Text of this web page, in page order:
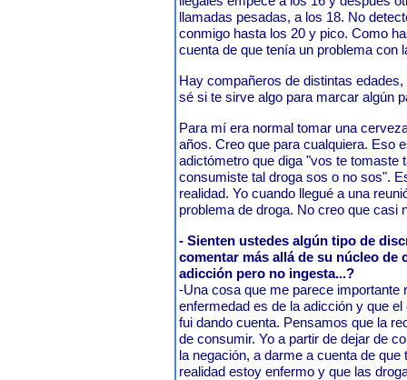
llamadas pesadas, a los 18. No
conmigo hasta los 20 y pico. Como
cuenta de que tenía un problema con
Hay compañeros de distintas
sé si te sirve algo para marcar algún
Para mí era normal tomar una
años. Creo que para cualquiera. Eso
adictómetro que diga "vos te
consumiste tal droga sos o no sos".
realidad. Yo cuando llegué a una
problema de droga. No creo que casi
- Sienten ustedes algún tipo de
comentar más allá de su núcleo de
adicción pero no ingesta...?
-Una cosa que me parece importante
enfermedad es de la adicción y que
fui dando cuenta. Pensamos que la
de consumir. Yo a partir de dejar de
la negación, a darme a cuenta de
realidad estoy enfermo y que las